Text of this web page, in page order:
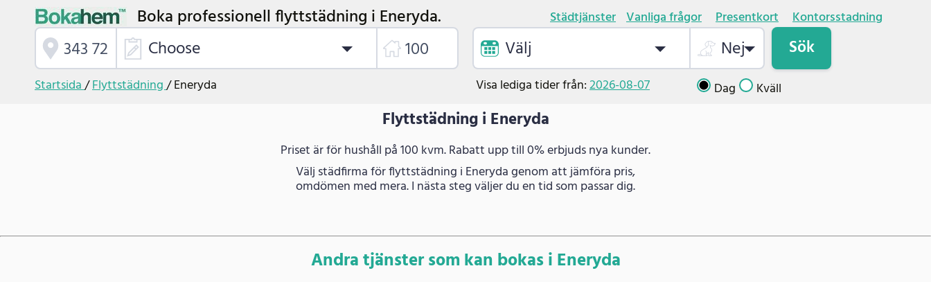
Boka professionell flyttstädning i Eneryda. Städtjänster Vanliga frågor Presentkort Kontorsstadning
Choose Välj Nej Sök
Startsida/Flyttstädning/Eneryda Visa lediga tider från:2026-08-07 Dag Kväll
Flyttstädning i Eneryda
Priset är för hushåll på 100 kvm. Rabatt upp till 0% erbjuds nya kunder.
Välj städfirma för flyttstädning i Eneryda genom att jämföra pris,
omdömen med mera. I nästa steg väljer du en tid som passar dig.
Andra tjänster som kan bokas i Eneryda